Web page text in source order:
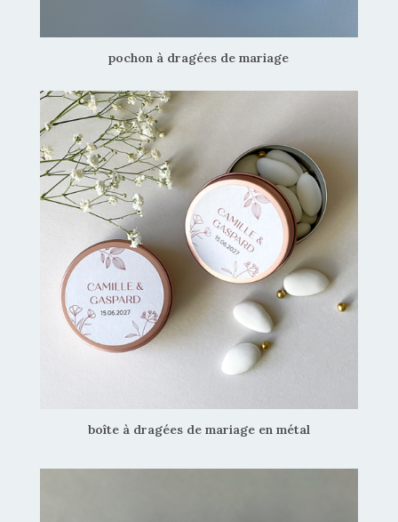
pochon à dragées de mariage
boîte à dragées de mariage en métal